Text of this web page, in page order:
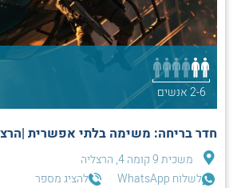
2-6 אנשים
חדר בריחה: משימה בלתי אפשרית
משכית 9 קומה 4, הרצליה
לשלוח WhatsApp
להציג מספר